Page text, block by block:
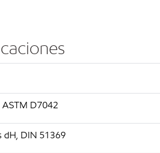
ASTM D7042
dH, DIN 51369